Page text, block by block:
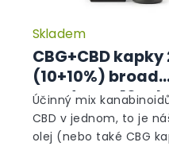
Průměrné
hodnocení
produktu
hvězdiček.
CBG+CBD kapky
(10+10%) broad
spectrum, 10 ml
Energický režim
Skladem
Účinný mix
CBD v jednom, to je
olej (nebo také CBG